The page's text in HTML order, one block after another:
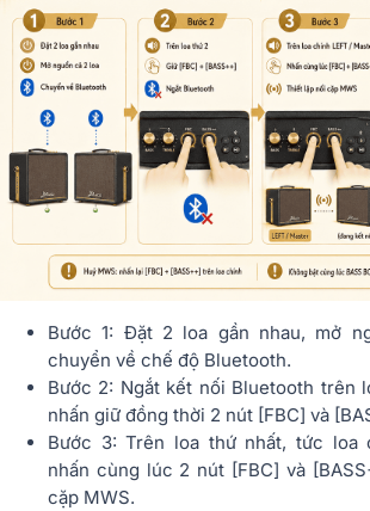
Bước 1: Đặt 2 loa gần nhau, mở
chuyển về chế độ Bluetooth.
Bước 2: Ngắt kết nối Bluetooth trên
nhấn giữ đồng thời 2 nút [FBC] và
Bước 3: Trên loa thứ nhất, tức loa
nhấn cùng lúc 2 nút [FBC] và
cặp MWS.